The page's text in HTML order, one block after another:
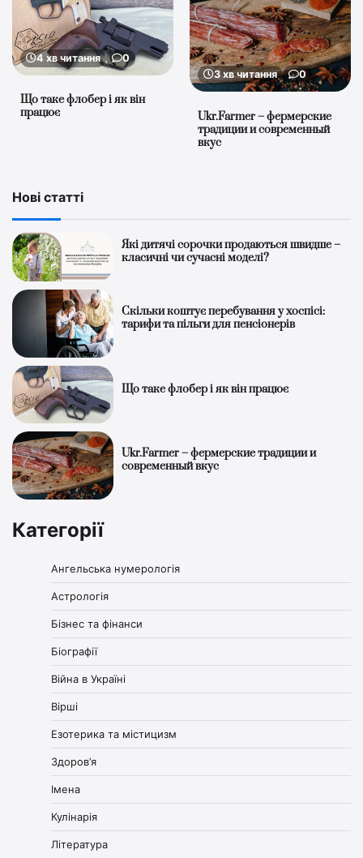
4 хв читання 0
Що таке флобер і як він
працює
3 хв читання 0
Ukr.Farmer – фермерские
традиции и современный
вкус
Нові статті
Які дитячі сорочки продаються швидше –
класичні чи сучасні моделі?
Скільки коштує перебування у хоспісі:
тарифи та пільги для пенсіонерів
Що таке флобер і як він працює
Ukr.Farmer – фермерские традиции и
современный вкус
Категорії
Ангельська нумерологія
Астрологія
Бізнес та фінанси
Біографії
Війна в Україні
Вірші
Езотерика та містицизм
Здоров’я
Імена
Кулінарія
Література